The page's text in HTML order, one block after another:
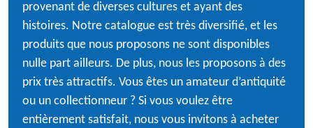
provenant de diverses cultures et ayant des
histoires. Notre catalogue est très diversifié, et les
produits que nous proposons ne sont disponibles
nulle part ailleurs. De plus, nous les proposons à des
prix très attractifs. Vous êtes un amateur d’antiquité
ou un collectionneur ? Si vous voulez être
entièrement satisfait, nous vous invitons à acheter